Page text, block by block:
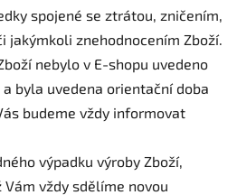
spojené se ztrátou, zničením,
jakýmkoli znehodnocením Zboží.
nebylo v E-shopu uvedeno
byla uvedena orientační doba
budeme vždy informovat
výpadku výroby Zboží,
Vám vždy sdělíme novou